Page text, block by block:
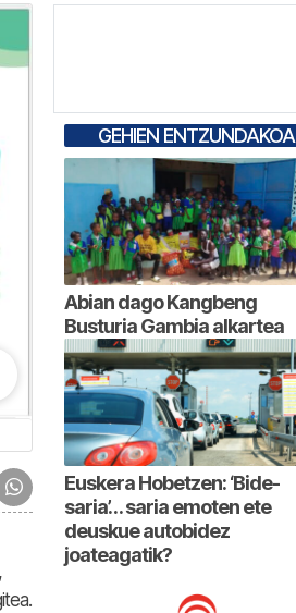
GEHIEN ENTZUNDAKOA
Abian dago Kangbeng
Busturia Gambia alkartea
Euskera Hobetzen: ‘Bide-
saria’… saria emoten ete
deuskue autobidez
joateagatik?